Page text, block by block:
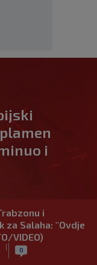
i
i
za Salaha: "Ovdje
VIDEO)
| 0